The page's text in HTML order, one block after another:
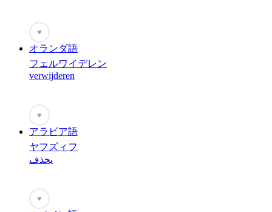
♥
オランダ語
フェルワイデレン
verwijderen
♥
アラビア語
ヤフズィフ
يحذف
♥